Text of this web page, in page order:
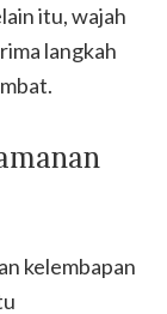
itu, wajah
langkah
kelembapan